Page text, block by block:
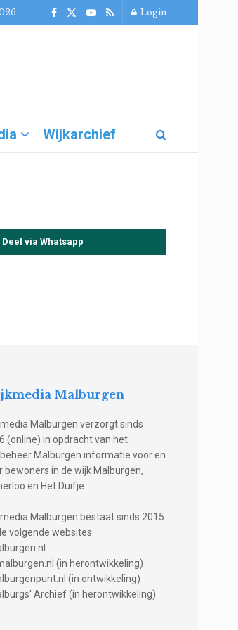
Login
Wijkarchief
Deel via Whatsapp
Malburgen
Malburgen verzorgt sinds
(online) in opdracht van het
Malburgen informatie voor en
bewoners in de wijk Malburgen,
en Het Duifje.
Malburgen bestaat sinds 2015
volgende websites:
(in herontwikkeling)
(in ontwikkeling)
Archief (in herontwikkeling)